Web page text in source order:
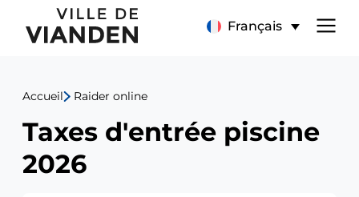
Taxes
d'entrée
piscine
2026
Français
Menu
navigation
principal
Accueil Raider online
Taxes d'entrée piscine
2026